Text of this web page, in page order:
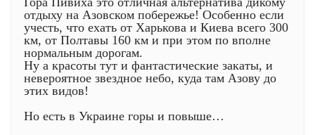
отдыху на Азовском побережье! Особенно если
учесть, что ехать от Харькова и Киева всего 300
км, от Полтавы 160 км и при этом по вполне
нормальным дорогам.
Ну а красоты тут и фантастические закаты, и
невероятное звездное небо, куда там Азову до
этих видов!
Но есть в Украине горы и повыше…